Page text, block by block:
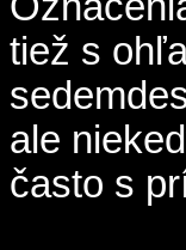
tiež s
ale
často s